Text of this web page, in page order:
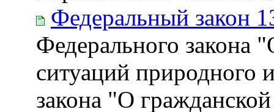
Федеральный закон
Федерального закона
ситуаций природного
закона "О